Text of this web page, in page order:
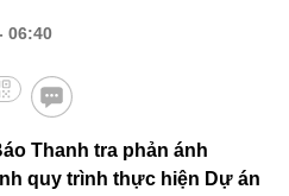
06:40
Thanh tra phản ánh
quy trình thực hiện Dự án